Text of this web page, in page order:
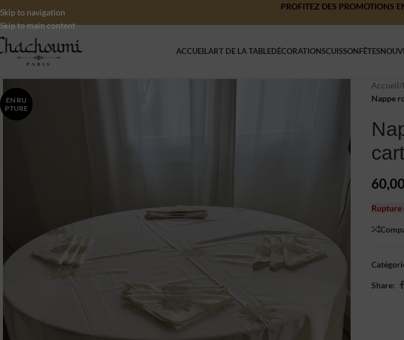
Skip to navigation
Skip to main content
PROFITEZ DES PROMOTIONS
ACCUEILART DE LA TABLEDÉCORATIONSCUISSONFÊTES
EN RU
PTURE
Accueil/
Nappe
60,00
Rupture
Share: